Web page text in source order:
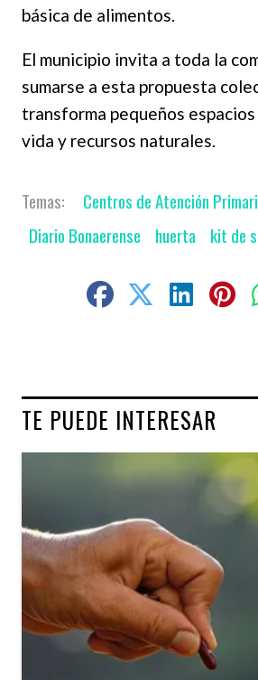
básica de alimentos.
El municipio invita a toda la
sumarse a esta propuesta
transforma pequeños
vida y recursos naturales.
Centros de Atención
Diario Bonaerense
huerta kit de
TE PUEDE INTERESAR